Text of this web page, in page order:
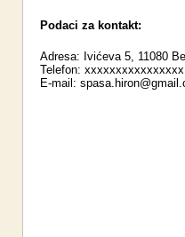
Podaci za kontakt:
Adresa: Ivićeva 5, 11080
Telefon:
E-mail: